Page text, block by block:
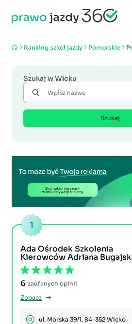
Ranking szkoł jazdy Pomorskie
Szukaj w Wicku
Szukaj
1
Ada Ośrodek Szkolenia
Kierowców Adriana
6 zaufanych opinii
Zobacz
ul. Morska 39/1, 84-352 Wicko